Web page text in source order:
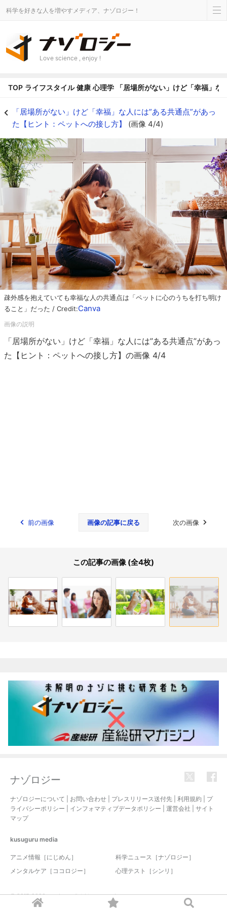
科学を好きな人を増やすメディア、ナゾロジー！
Love science , enjoy !
TOP ライフスタイル 健康 心理学 「居場所がない」けど「幸福」
「居場所がない」けど「幸福」な人には”ある共通点”があっ
た【ヒント：ペットへの接し方】 (画像 4/4)
疎外感を抱えていても幸福な人の共通点は「ペットに心のうちを打ち明け
ること」だった / Credit:Canva
「居場所がない」けど「幸福」な人には”ある共通点”があっ
た【ヒント：ペットへの接し方】の画像 4/4
前の画像 画像の記事に戻る 次の画像
この記事の画像 (全4枚)
ナゾロジー
ナゾロジーについて お問い合わせ プレスリリース送付先 利用規約
プ
ライバシーポリシー
インフォマティブデータポリシー 運営会社
サイト
マップ
kusuguru media
アニメ情報［にじめん］
科学ニュース［ナゾロジー］
メンタルケア［ココロジー］
心理テスト［シンリ］
© 2017-2026 nazology. all rights reserved.